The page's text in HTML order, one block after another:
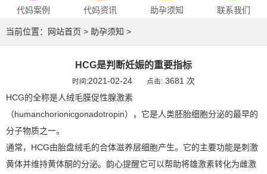
代妈案例 代妈资讯 助孕须知 联系我们
当前位置： 网站首页 > 助孕须知 >
HCG是判断妊娠的重要指标
时间:2021-02-24 点击: 3681 次
HCG的全称是人绒毛膜促性腺激素
（humanchorionicgonadotropin），它是人类胚胎细胞分泌的最早的
分子物质之一。
通常，HCG由胎盘绒毛的合体滋养层细胞产生。它的主要功能是刺激
黄体并维持黄体酮的分泌。韵心提醒它可以帮助将雄激素转化为雌激